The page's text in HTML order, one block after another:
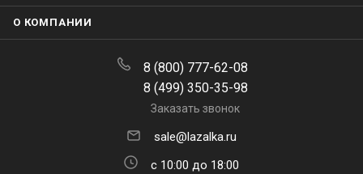
О КОМПАНИИ
8 (800) 777-62-08
8 (499) 350-35-98
Заказать звонок
sale@lazalka.ru
с 10:00 до 18:00